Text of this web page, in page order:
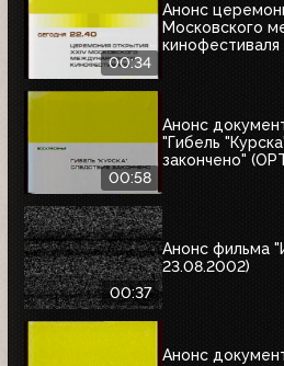
00:34
Анонс
Московского
00:58
Анонс
"Гибель
закончено"
00:37
Анонс фильма
23.08.2002)
Анонс